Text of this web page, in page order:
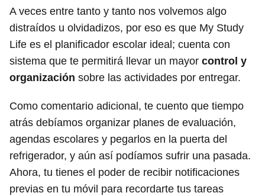
A veces entre tanto y tanto nos volvemos algo
distraídos u olvidadizos, por eso es que My Study
Life es el planificador escolar ideal; cuenta con
sistema que te permitirá llevar un mayor control y
organización sobre las actividades por entregar.
Como comentario adicional, te cuento que tiempo
atrás debíamos organizar planes de evaluación,
agendas escolares y pegarlos en la puerta del
refrigerador, y aún así podíamos sufrir una pasada.
Ahora, tu tienes el poder de recibir notificaciones
previas en tu móvil para recordarte tus tareas